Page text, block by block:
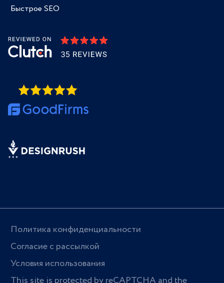
Быстрое SEO
Политика конфиденциальности
Согласие с рассылкой
Условия использования
This site is protected by reCAPTCHA and the